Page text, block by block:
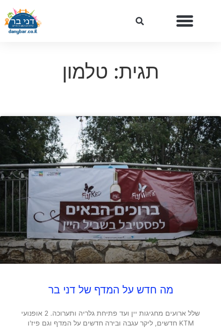
תגית: טלמון
מה חדש על המדף של דני בר
שלל ארועים מחגיגות יין ועד פתיחת גלריה ותערוכה. 2 אופנועי
KTM חדשים, ליקר עגבה ובירה חדשים על המדף וגם פיז'ו